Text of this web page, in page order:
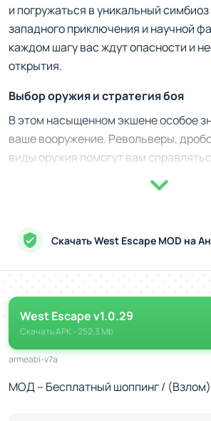
и погружаться в уникальный
западного приключения и научной
каждом шагу вас ждут опасности и
открытия.
Выбор оружия и стратегия боя
В этом насыщенном экшене особое
ваше вооружение. Револьверы,
виды оружия помогут вам
стремительно контратаковать и
урона или скорости, дают
в боях. Каждый новый найденный
Экспедиции за пределами
Дорога приведёт вас далеко за
Экспедиции в опасные регионы
ценные ресурсы, находить
сталкиваться с новыми испытаниями.
требуют решительности и чётко
Скачать West Escape MOD на
West Escape v1.0.29
СкачатьAPK- 252.3 Mb
armeabi-v7a
МОД – Бесплатный шоппинг / (Взлом)